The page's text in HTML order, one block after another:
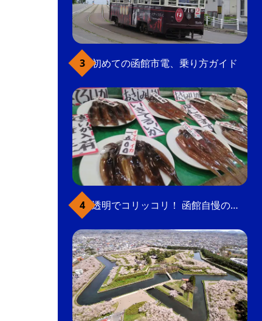
初めての函館市電、乗り方ガイド
透明でコリッコリ！ 函館自慢のいかをどうぞ